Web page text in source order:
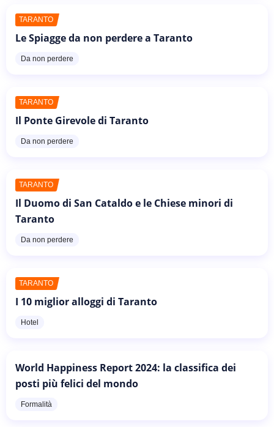
TARANTO
Le Spiagge da non perdere a Taranto
Da non perdere
TARANTO
Il Ponte Girevole di Taranto
Da non perdere
TARANTO
Il Duomo di San Cataldo e le Chiese minori di
Taranto
Da non perdere
TARANTO
I 10 miglior alloggi di Taranto
Hotel
World Happiness Report 2024: la classifica dei
posti più felici del mondo
Formalità